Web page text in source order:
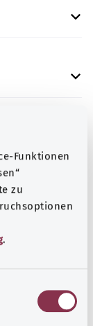
Funktionen
zu
.
hab' ich?"